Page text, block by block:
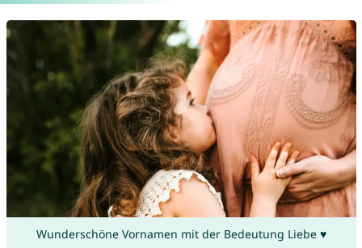
Wunderschöne Vornamen mit der Bedeutung Liebe ♥